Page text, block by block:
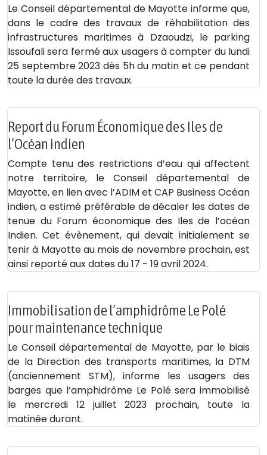
Le Conseil départemental de Mayotte informe que,
dans le cadre des travaux de réhabilitation des
infrastructures maritimes à Dzaoudzi, le parking
Issoufali sera fermé aux usagers à compter du lundi
25 septembre 2023 dès 5h du matin et ce pendant
toute la durée des travaux.
Report du Forum Économique des Iles de
l’Océan indien
Compte tenu des restrictions d’eau qui affectent
notre territoire, le Conseil départemental de
Mayotte, en lien avec l’ADIM et CAP Business Océan
indien, a estimé préférable de décaler les dates de
tenue du Forum économique des Iles de l’océan
Indien. Cet évènement, qui devait initialement se
tenir à Mayotte au mois de novembre prochain, est
ainsi reporté aux dates du 17 - 19 avril 2024.
Immobilisation de l’amphidrôme Le Polé
pour maintenance technique
Le Conseil départemental de Mayotte, par le biais
de la Direction des transports maritimes, la DTM
(anciennement STM), informe les usagers des
barges que l’amphidrôme Le Polé sera immobilisé
le mercredi 12 juillet 2023 prochain, toute la
matinée durant.